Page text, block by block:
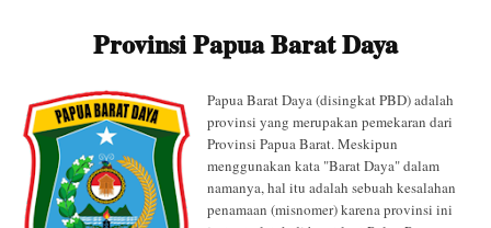
Provinsi Papua Barat Daya
Papua Barat Daya (disingkat PBD) adalah
provinsi yang merupakan pemekaran dari
Provinsi Papua Barat. Meskipun
menggunakan kata "Barat Daya" dalam
namanya, hal itu adalah sebuah kesalahan
penamaan (misnomer) karena provinsi ini